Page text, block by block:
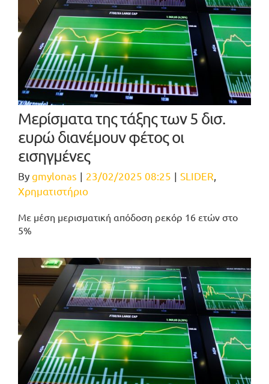
Μερίσματα της τάξης των 5 δισ.
ευρώ διανέμουν φέτος οι
εισηγμένες
Bygmylonas | 23/02/2025 08:25 | SLIDER,
Χρηματιστήριο
Mε μέση μερισματική απόδοση ρεκόρ 16 ετών στο
5%